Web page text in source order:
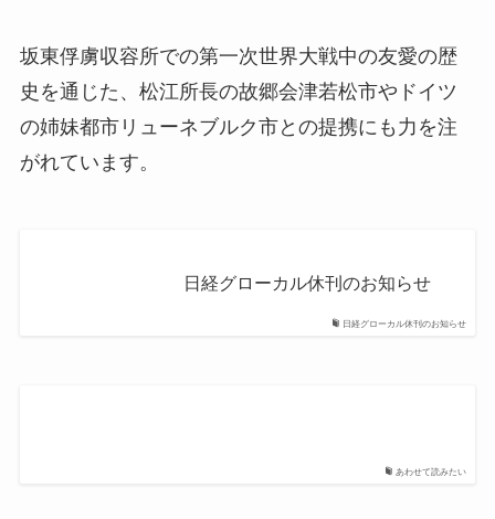
坂東俘虜収容所での第一次世界大戦中の友愛の歴
史を通じた、松江所長の故郷会津若松市やドイツ
の姉妹都市リューネブルク市との提携にも力を注
がれています。
日経グローカル休刊のお知らせ
日経グローカル休刊のお知らせ
あわせて読みたい